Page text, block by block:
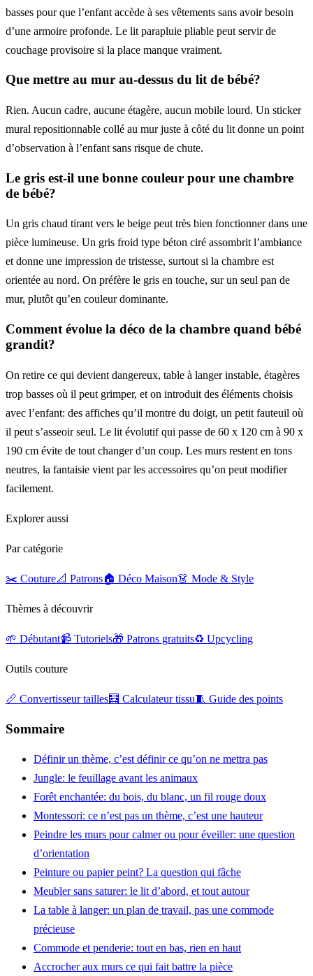
basses pour que l’enfant accède à ses vêtements sans avoir besoin
d’une armoire profonde. Le lit parapluie pliable peut servir de
couchage provisoire si la place manque vraiment.
Que mettre au mur au-dessus du lit de bébé?
Rien. Aucun cadre, aucune étagère, aucun mobile lourd. Un sticker
mural repositionnable collé au mur juste à côté du lit donne un point
d’observation à l’enfant sans risque de chute.
Le gris est-il une bonne couleur pour une chambre
de bébé?
Un gris chaud tirant vers le beige peut très bien fonctionner dans une
pièce lumineuse. Un gris froid type béton ciré assombrit l’ambiance
et donne une impression de tristesse, surtout si la chambre est
orientée au nord. On préfère le gris en touche, sur un seul pan de
mur, plutôt qu’en couleur dominante.
Comment évolue la déco de la chambre quand bébé
grandit?
On retire ce qui devient dangereux, table à langer instable, étagères
trop basses où il peut grimper, et on introduit des éléments choisis
avec l’enfant: des affiches qu’il montre du doigt, un petit fauteuil où
il peut s’asseoir seul. Le lit évolutif qui passe de 60 x 120 cm à 90 x
190 cm évite de tout changer d’un coup. Les murs restent en tons
neutres, la fantaisie vient par les accessoires qu’on peut modifier
facilement.
Explorer aussi
Par catégorie
✂️ Couture📐 Patrons🏠 Déco Maison👗 Mode & Style
Thèmes à découvrir
🌱 Débutant📹 Tutoriels🎁 Patrons gratuits♻️ Upcycling
Outils couture
📏 Convertisseur tailles🧮 Calculateur tissu🧵 Guide des points
Sommaire
Définir un thème, c’est définir ce qu’on ne mettra pas
Jungle: le feuillage avant les animaux
Forêt enchantée: du bois, du blanc, un fil rouge doux
Montessori: ce n’est pas un thème, c’est une hauteur
Peindre les murs pour calmer ou pour éveiller: une question
d’orientation
Peinture ou papier peint? La question qui fâche
Meubler sans saturer: le lit d’abord, et tout autour
La table à langer: un plan de travail, pas une commode
précieuse
Commode et penderie: tout en bas, rien en haut
Accrocher aux murs ce qui fait battre la pièce